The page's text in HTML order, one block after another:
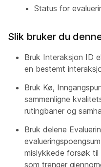
Status for
Slik bruker du
Bruk Interaksjon ID
en bestemt
Bruk Kø,
sammenligne
rutingbaner og
Bruk delene
mislykkede forsøk til
som trenger